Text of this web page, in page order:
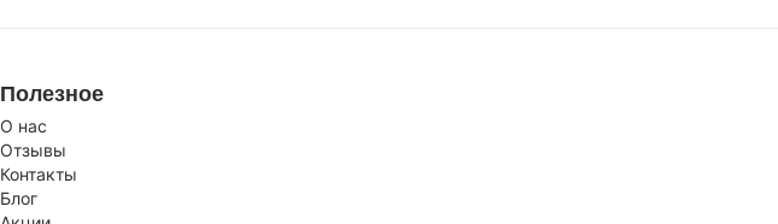
Полезное
О нас
Отзывы
Контакты
Блог